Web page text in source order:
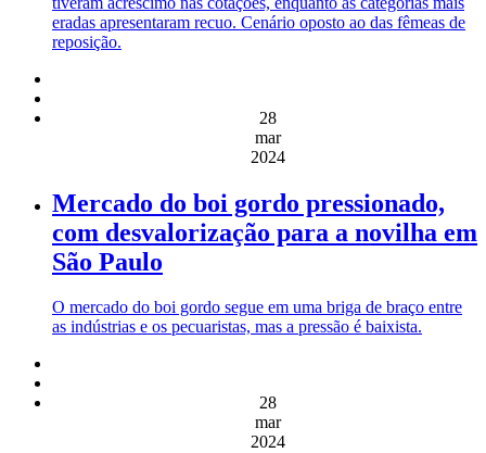
eradas apresentaram recuo. Cenário oposto ao das fêmeas de
reposição.
28
mar
2024
Mercado do boi gordo pressionado,
com desvalorização para a novilha em
São Paulo
O mercado do boi gordo segue em uma briga de braço entre
as indústrias e os pecuaristas, mas a pressão é baixista.
28
mar
2024